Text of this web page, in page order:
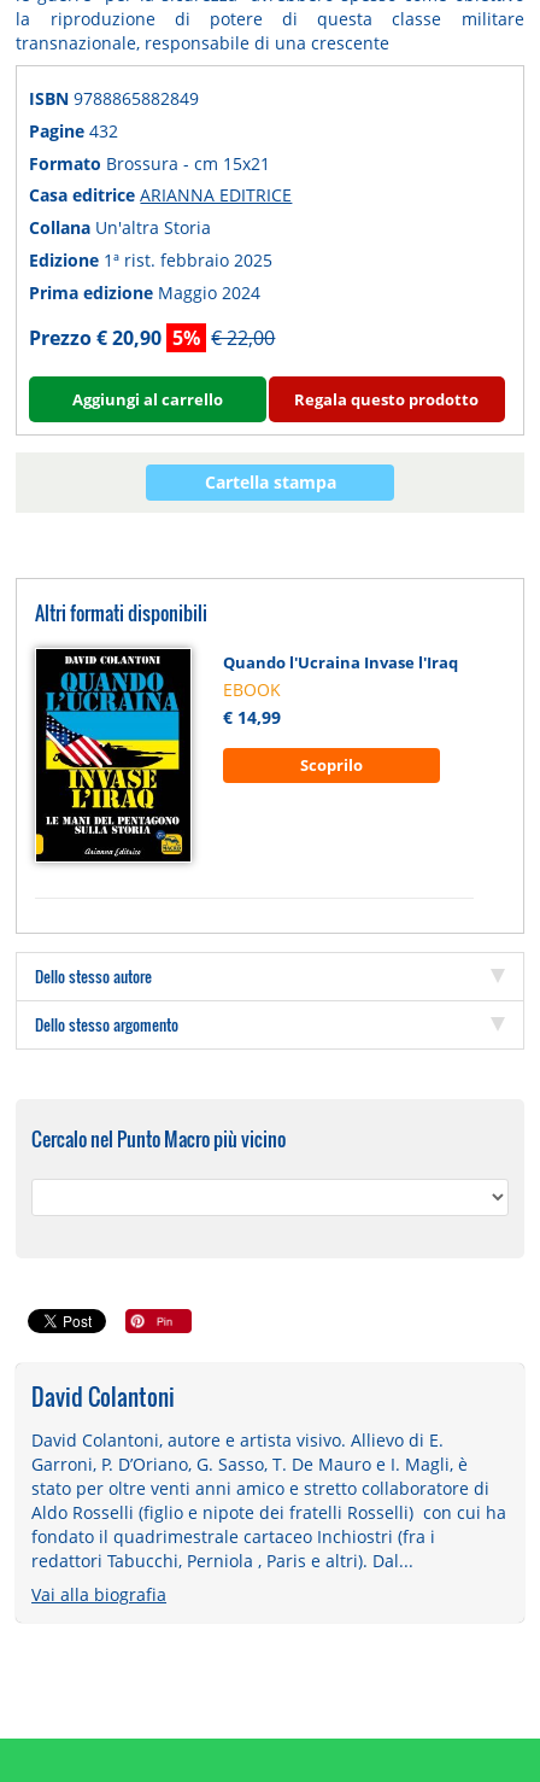
la riproduzione di potere di questa classe militare
transnazionale, responsabile di una crescente
ISBN9788865882849
Pagine432
Formato Brossura - cm 15x21
Casa editriceARIANNA EDITRICE
Collana Un'altra Storia
Edizione 1ª rist. febbraio 2025
Prima edizione Maggio 2024
Prezzo € 20,90 5% € 22,00
Aggiungi al carrello Regala questo prodotto
Cartella stampa
Altri formati disponibili
Quando l'Ucraina Invase l'Iraq
EBOOK
€ 14,99
Scoprilo
Dello stesso autore
Dello stesso argomento
Cercalo nel Punto Macro più vicino
David Colantoni
David Colantoni, autore e artista visivo. Allievo di E.
Garroni, P. D’Oriano, G. Sasso, T. De Mauro e I. Magli, è
stato per oltre venti anni amico e stretto collaboratore di
Aldo Rosselli (figlio e nipote dei fratelli Rosselli) con cui ha
fondato il quadrimestrale cartaceo Inchiostri (fra i
redattori Tabucchi, Perniola , Paris e altri). Dal...
Vai alla biografia